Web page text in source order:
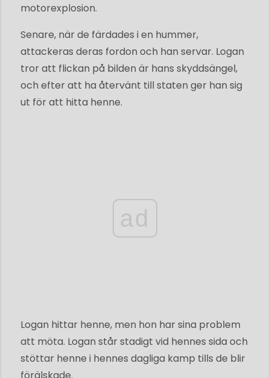
motorexplosion.
Senare, när de färdades i en hummer,
attackeras deras fordon och han servar. Logan
tror att flickan på bilden är hans skyddsängel,
och efter att ha återvänt till staten ger han sig
ut för att hitta henne.
ad
Logan hittar henne, men hon har sina problem
att möta. Logan står stadigt vid hennes sida och
stöttar henne i hennes dagliga kamp tills de blir
förälskade.